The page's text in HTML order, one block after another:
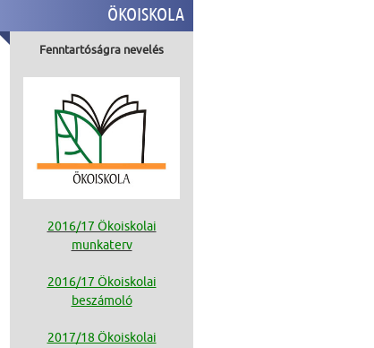
ÖKOISKOLA
Fenntartóságra nevelés
2016/17 Ökoiskolai
munkaterv
2016/17 Ökoiskolai
beszámoló
2017/18 Ökoiskolai